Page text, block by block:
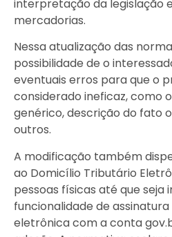
interpretação da legislação
mercadorias.
Nessa atualização das
possibilidade de o
eventuais erros para que o
considerado ineficaz, como
genérico, descrição do fato
outros.
A modificação também
ao Domicílio Tributário
pessoas físicas até que
funcionalidade de
eletrônica com a conta